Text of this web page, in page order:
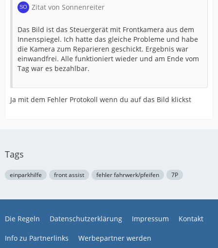
Zitat von Sonnenreiter
Das Bild ist das Steuergerät mit Frontkamera aus dem
Innenspiegel. Ich hatte das gleiche Probleme und habe
die Kamera zum Reparieren geschickt. Ergebnis war
einwandfrei. Alle funktioniert wieder und am Ende vom
Tag war es bezahlbar.
Ja mit dem Fehler Protokoll wenn du auf das Bild klickst
Tags
einparkhilfe front assist fehler fahrwerk/pfeifen 7P
Die Regeln Datenschutzerklärung Impressum Kontakt
Info zu Partnerlinks Werbepartner werden